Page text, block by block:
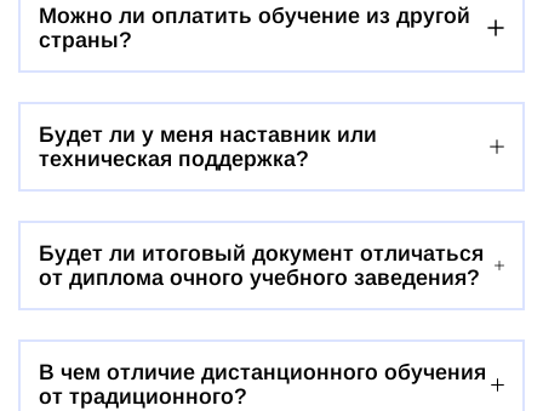
Можно ли оплатить обучение из другой
страны?
Будет ли у меня наставник или
техническая поддержка?
Будет ли итоговый документ отличаться
от диплома очного учебного заведения?
В чем отличие дистанционного обучения
от традиционного?